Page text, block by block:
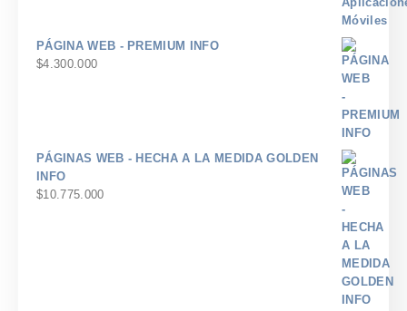
PÁGINA WEB - PREMIUM INFO
$4.300.000
PÁGINAS WEB - HECHA A LA MEDIDA GOLDEN
INFO
$10.775.000